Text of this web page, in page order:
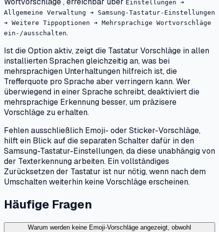
Einstellungen ➔
Allgemeine Verwaltung ➔ Samsung-Tastatur-Einstellungen
➔ Weitere Tippoptionen ➔ Mehrsprachige Wortvorschläge
ein-/ausschalten.
Ist die Option aktiv, zeigt die Tastatur Vorschläge in allen
installierten Sprachen gleichzeitig an, was bei
mehrsprachigen Unterhaltungen hilfreich ist, die
Trefferquote pro Sprache aber verringern kann. Wer
überwiegend in einer Sprache schreibt, deaktiviert die
mehrsprachige Erkennung besser, um präzisere
Vorschläge zu erhalten.
Fehlen ausschließlich Emoji- oder Sticker-Vorschläge,
hilft ein Blick auf die separaten Schalter dafür in den
Samsung-Tastatur-Einstellungen, da diese unabhängig von
der Texterkennung arbeiten. Ein vollständiges
Zurücksetzen der Tastatur ist nur nötig, wenn nach dem
Umschalten weiterhin keine Vorschläge erscheinen.
Häufige Fragen
Warum werden keine Emoji-Vorschläge angezeigt, obwohl